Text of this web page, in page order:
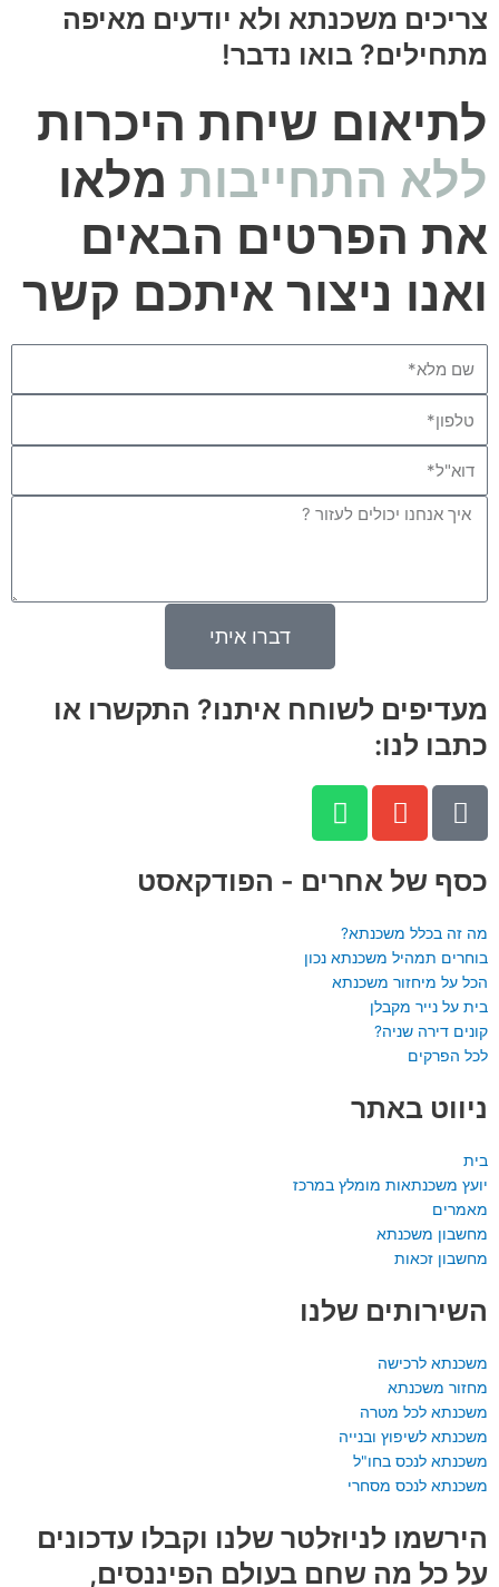
צריכים משכנתא ולא יודעים מאיפה
מתחילים? בואו נדבר!
לתיאום שיחת היכרות
ללא התחייבות מלאו
את הפרטים הבאים
ואנו ניצור איתכם קשר
Message
דברו איתי
מעדיפים לשוחח איתנו? התקשרו או
כתבו לנו:
P
h
n
-
a
l
t
E
n
e
o
p
e
W
h
t
a
p
p
הירשמו לניוזלטר שלנו וקבלו עדכונים
על כל מה שחם בעולם הפיננסים,
השירותים שלנו
משכנתא לרכישה
מחזור משכנתא
משכנתא לכל מטרה
משכנתא לשיפוץ ובנייה
משכנתא לנכס בחו"ל
משכנתא לנכס מסחרי
ניווט באתר
בית
יועץ משכנתאות מומלץ במרכז
מאמרים
מחשבון משכנתא
מחשבון זכאות
כסף של אחרים - הפודקאסט
מה זה בכלל משכנתא?
בוחרים תמהיל משכנתא נכון
הכל על מיחזור משכנתא
בית על נייר מקבלן
קונים דירה שניה?
לכל הפרקים